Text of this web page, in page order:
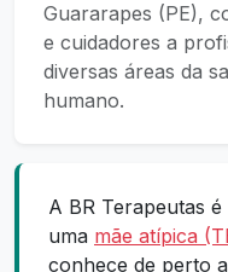
Guararapes (PE),
e cuidadores a
diversas áreas da
humano.
A BR Terapeutas
uma mãe atípica
conhece de perto